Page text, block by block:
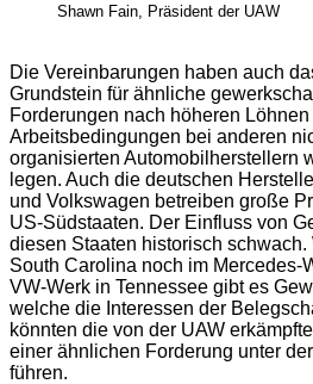
Shawn Fain, Präsident der UAW
Die Vereinbarungen haben auch
Grundstein für ähnliche
Forderungen nach höheren
Arbeitsbedingungen bei anderen
organisierten Automobilherstellern
legen. Auch die deutschen
und Volkswagen betreiben große
US-Südstaaten. Der Einfluss von
diesen Staaten historisch schwach.
South Carolina noch im Mercedes-
VW-Werk in Tennessee gibt es
welche die Interessen der
könnten die von der UAW
einer ähnlichen Forderung unter
führen.